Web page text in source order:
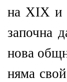
на XIX и
започна
нова
няма